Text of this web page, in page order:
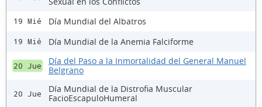
19 Mié Día Mundial del Albatros
19 Mié Día Mundial de la Anemia Falciforme
20 Jue
Día del Paso a la Inmortalidad del General Manuel
Belgrano
20 Jue
Día Mundial de la Distrofia Muscular
FacioEscapuloHumeral